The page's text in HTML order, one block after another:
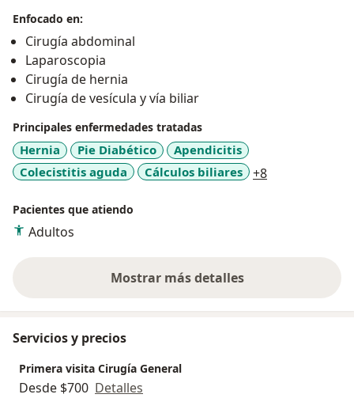
Enfocado en:
Cirugía abdominal
Laparoscopia
Cirugía de hernia
Cirugía de vesícula y vía biliar
Principales enfermedades tratadas
Hernia Pie Diabético
Apendicitis
Colecistitis aguda
Cálculos biliares +8
Pacientes que atiendo
Adultos
Mostrar más detalles
sobre la experiencia
Servicios y precios
Primera visita Cirugía General
Desde $700 Detalles